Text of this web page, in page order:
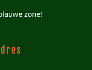
zone!